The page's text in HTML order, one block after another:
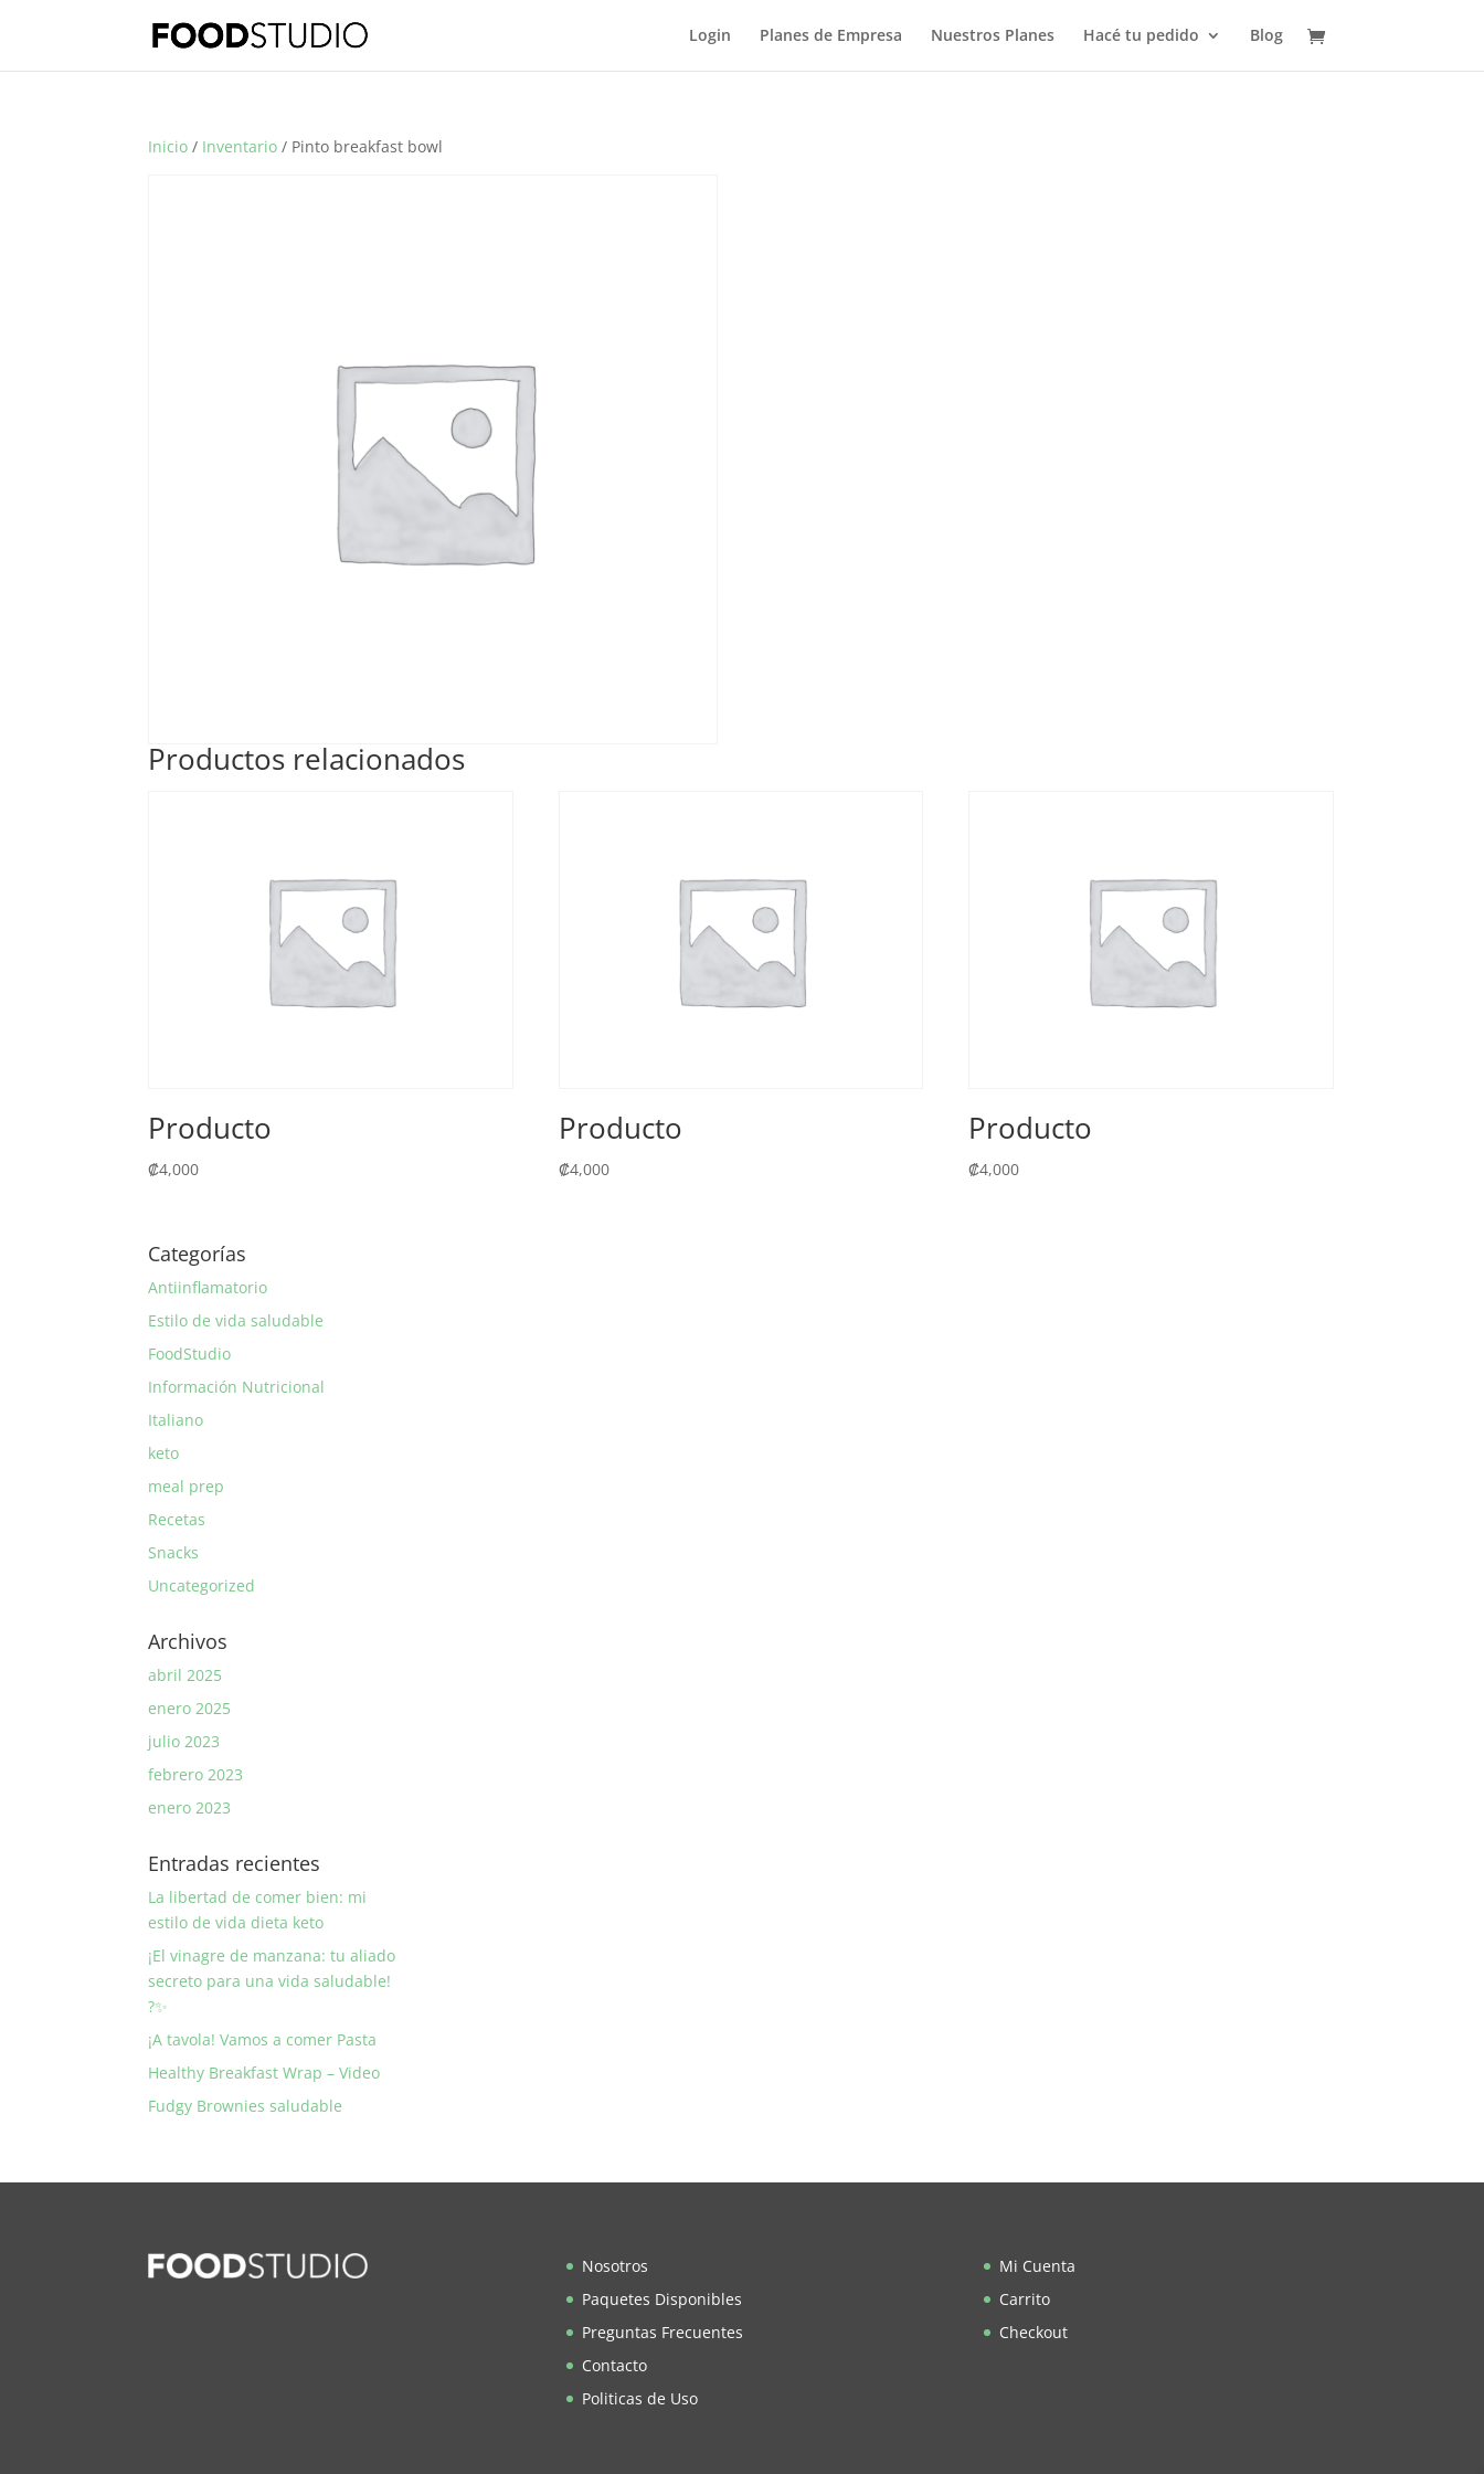
Login Planes de Empresa Nuestros Planes Hacé tu pedido Blog
Inicio / Inventario / Pinto breakfast bowl
Productos relacionados
Producto
₡4,000
Producto
₡4,000
Producto
₡4,000
Categorías
Antiinflamatorio
Estilo de vida saludable
FoodStudio
Información Nutricional
Italiano
keto
meal prep
Recetas
Snacks
Uncategorized
Archivos
abril 2025
enero 2025
julio 2023
febrero 2023
enero 2023
Entradas recientes
La libertad de comer bien: mi
estilo de vida dieta keto
¡El vinagre de manzana: tu aliado
secreto para una vida saludable!
?✨
¡A tavola! Vamos a comer Pasta
Healthy Breakfast Wrap – Video
Fudgy Brownies saludable
Nosotros
Paquetes Disponibles
Preguntas Frecuentes
Contacto
Politicas de Uso
Mi Cuenta
Carrito
Checkout